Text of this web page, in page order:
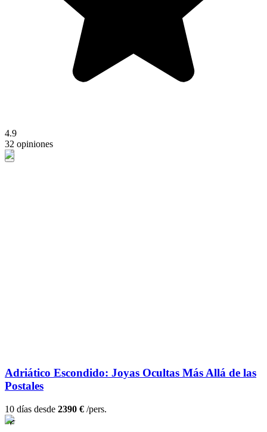
4.9
32 opiniones
Adriático Escondido: Joyas Ocultas Más Allá de las
Postales
10 días desde 2390 € /pers.